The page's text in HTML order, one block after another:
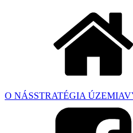
O NÁSSTRATÉGIA ÚZEMIA